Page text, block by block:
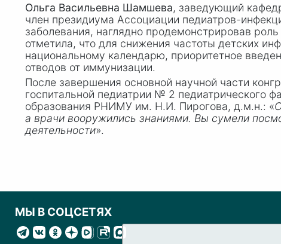
Ольга Васильевна Шамшева, заведующий
член президиума Ассоциации педиатров-
заболевания, наглядно продемонстрировав
отметила, что для снижения частоты детских
национальному календарю, приоритетное
отводов от иммунизации.
После завершения основной научной части
госпитальной педиатрии № 2 педиатрического
образования РНИМУ им. Н.И. Пирогова, д.м.н.: «
а врачи вооружились знаниями. Вы сумели
деятельности».
МЫ В СОЦСЕТЯХ